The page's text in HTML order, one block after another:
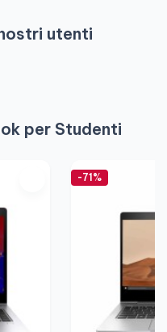
utenti
per Studenti
-71%